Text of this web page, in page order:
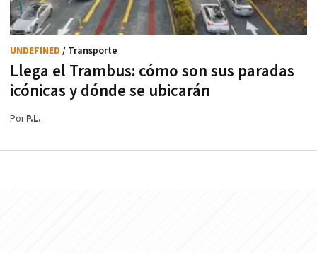
Llega el Trambus: cómo son sus paradas
icónicas y dónde se ubicarán
UNDEFINED / Transporte
PorP.L.